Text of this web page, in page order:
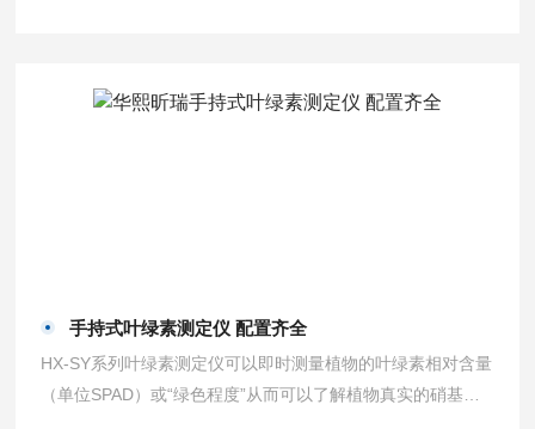
手持式叶绿素测定仪 配置齐全
HX-SY系列叶绿素测定仪可以即时测量植物的叶绿素相对含量
（单位SPAD）或“绿色程度”从而可以了解植物真实的硝基需